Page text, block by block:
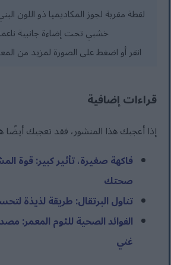
لقطة مقربة لجوز المكاديميا ذو اللون
خشبي تحت إضاءة جانبية
انقر أو اضغط على الصورة لمزيد من
قراءات إضافية
إذا أعجبك هذا المنشور، فقد تعجبك أيضًا
فاكهة صغيرة، تأثير كبير:
صحتك
تناول البرتقال: طريقة لذيذة
الفوائد الصحية للثوم المعمر:
غني